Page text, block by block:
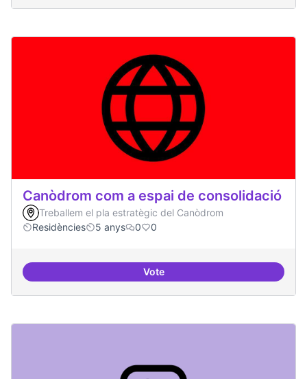
Canòdrom com a espai de consolidació
Treballem el pla estratègic del Canòdrom
Residències
5 anys 0 0
VoteCanòdrom com a espai de